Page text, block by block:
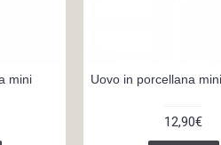
mini
Uovo in porcellana
12,90€